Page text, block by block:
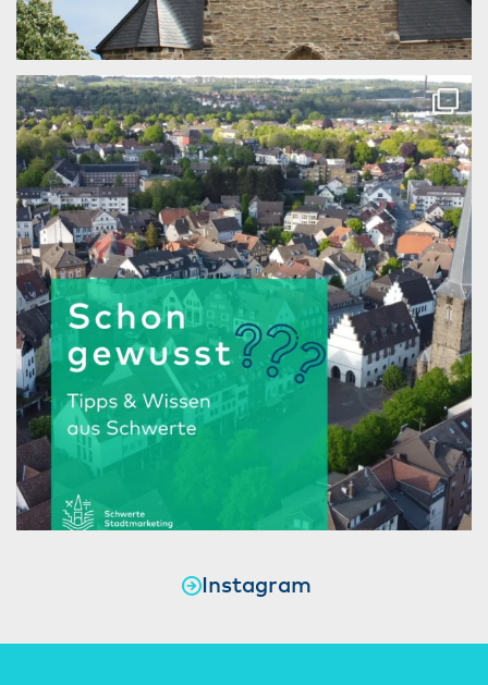
Instagram